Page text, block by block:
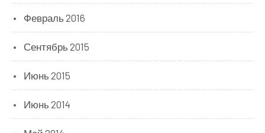
Февраль 2016
Сентябрь 2015
Июнь 2015
Июнь 2014